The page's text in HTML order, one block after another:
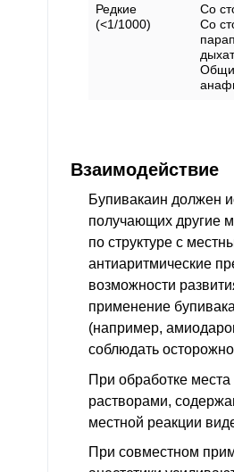
Редкие
(<1/1000)
Со
Со
Взаимодействие
Бупивакаин должен
получающих другие
по структуре с
антиаритмические
возможности
применение
(например,
соблюдать
При обработке
растворами,
местной реакции
При совместном